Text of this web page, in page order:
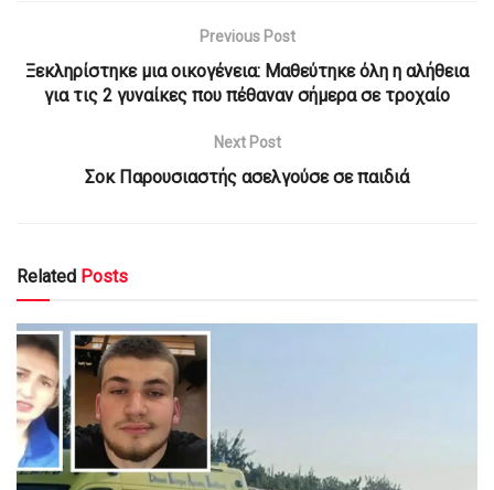
Previous Post
Ξεκληρίστηκε μια οικογένεια: Μαθεύτηκε όλη η αλήθεια
για τις 2 γυναίκες που πέθαναν σήμερα σε τροχαίο
Next Post
Σοκ Παρουσιαστής ασελγούσε σε παιδιά
Related Posts